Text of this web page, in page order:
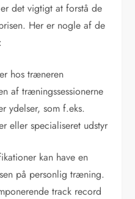
det vigtigt at forstå de
Her er nogle af de
hos træneren
af træningssessionerne
ydelser, som f.eks.
eller specialiseret udstyr
kan have en
på personlig træning.
track record